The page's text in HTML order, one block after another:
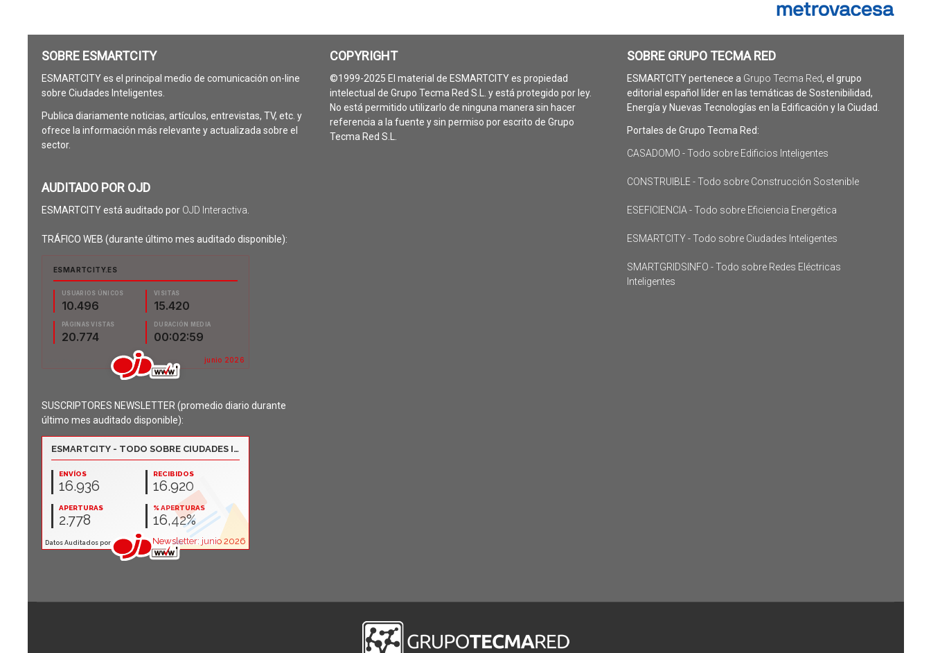
SOBRE ESMARTCITY
ESMARTCITY es el principal medio de comunicación on-line
sobre Ciudades Inteligentes.
Publica diariamente noticias, artículos, entrevistas, TV, etc. y
ofrece la información más relevante y actualizada sobre el
sector.
AUDITADO POR OJD
ESMARTCITY está auditado por OJD Interactiva
TRÁFICO WEB (durante último mes auditado disponible):
SUSCRIPTORES NEWSLETTER (promedio diario durante
último mes auditado disponible):
COPYRIGHT
©1999-2025 El material de ESMARTCITY es propiedad
intelectual de Grupo Tecma Red S.L. y está protegido por ley.
No está permitido utilizarlo de ninguna manera sin hacer
referencia a la fuente y sin permiso por escrito de Grupo
Tecma Red S.L.
SOBRE GRUPO TECMA RED
ESMARTCITY pertenece a Grupo Tecma Red, el grupo
editorial español líder en las temáticas de Sostenibilidad,
Energía y Nuevas Tecnologías en la Edificación y la Ciudad.
Portales de Grupo Tecma Red:
CASADOMO - Todo sobre Edificios Inteligentes
CONSTRUIBLE - Todo sobre Construcción Sostenible
ESEFICIENCIA - Todo sobre Eficiencia Energética
ESMARTCITY - Todo sobre Ciudades Inteligentes
SMARTGRIDSINFO - Todo sobre Redes Eléctricas
Inteligentes